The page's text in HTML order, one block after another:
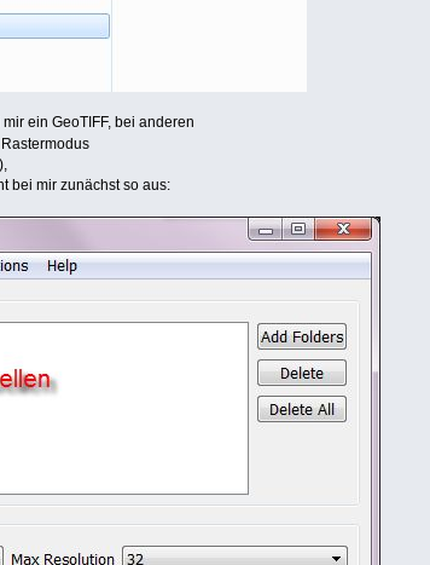
ein GeoTIFF, bei anderen
bei mir zunächst so aus: